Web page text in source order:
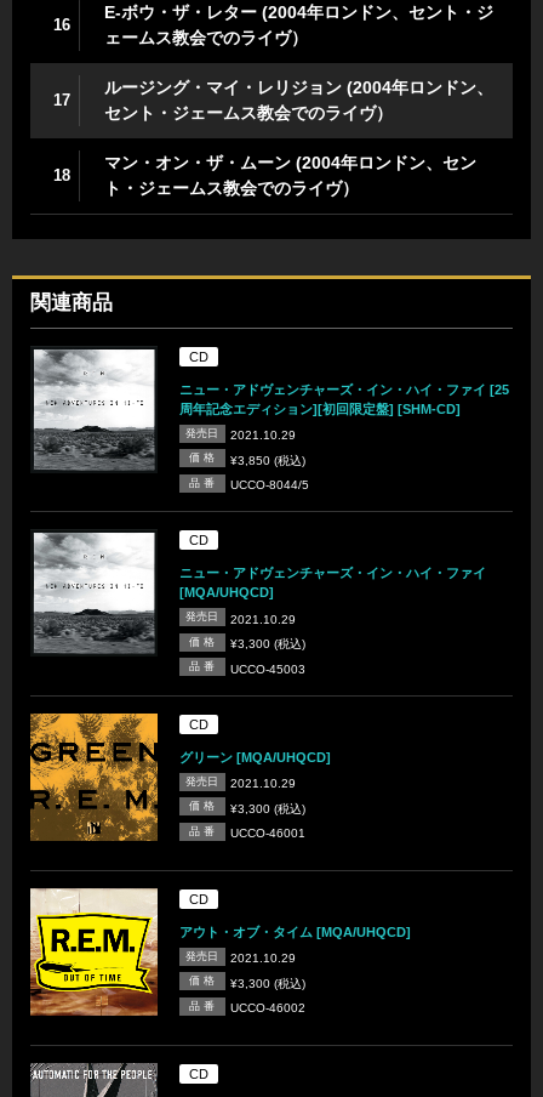
16
E-ボウ・ザ・レター (2004年ロンドン、セント・ジ
ェームス教会でのライヴ）
17
ルージング・マイ・レリジョン (2004年ロンドン、
セント・ジェームス教会でのライヴ）
18
マン・オン・ザ・ムーン (2004年ロンドン、セン
ト・ジェームス教会でのライヴ）
関連商品
CD
ニュー・アドヴェンチャーズ・イン・ハイ・ファイ [25
周年記念エディション][初回限定盤] [SHM-CD]
発売日 2021.10.29
価 格 ¥3,850 (税込)
品 番 UCCO-8044/5
CD
ニュー・アドヴェンチャーズ・イン・ハイ・ファイ
[MQA/UHQCD]
発売日 2021.10.29
価 格 ¥3,300 (税込)
品 番 UCCO-45003
CD
グリーン [MQA/UHQCD]
発売日 2021.10.29
価 格 ¥3,300 (税込)
品 番 UCCO-46001
CD
アウト・オブ・タイム [MQA/UHQCD]
発売日 2021.10.29
価 格 ¥3,300 (税込)
品 番 UCCO-46002
CD